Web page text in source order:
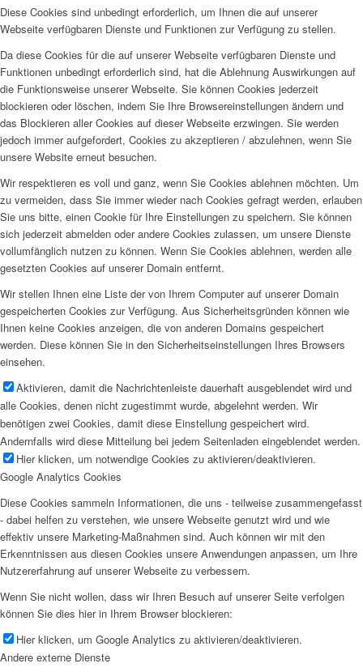
Diese Cookies sind unbedingt erforderlich, um Ihnen die auf unserer
Webseite verfügbaren Dienste und Funktionen zur Verfügung zu stellen.
Da diese Cookies für die auf unserer Webseite verfügbaren Dienste und
Funktionen unbedingt erforderlich sind, hat die Ablehnung Auswirkungen auf
die Funktionsweise unserer Webseite. Sie können Cookies jederzeit
blockieren oder löschen, indem Sie Ihre Browsereinstellungen ändern und
das Blockieren aller Cookies auf dieser Webseite erzwingen. Sie werden
jedoch immer aufgefordert, Cookies zu akzeptieren / abzulehnen, wenn Sie
unsere Website erneut besuchen.
Wir respektieren es voll und ganz, wenn Sie Cookies ablehnen möchten. Um
zu vermeiden, dass Sie immer wieder nach Cookies gefragt werden, erlauben
Sie uns bitte, einen Cookie für Ihre Einstellungen zu speichern. Sie können
sich jederzeit abmelden oder andere Cookies zulassen, um unsere Dienste
vollumfänglich nutzen zu können. Wenn Sie Cookies ablehnen, werden alle
gesetzten Cookies auf unserer Domain entfernt.
Wir stellen Ihnen eine Liste der von Ihrem Computer auf unserer Domain
gespeicherten Cookies zur Verfügung. Aus Sicherheitsgründen können wie
Ihnen keine Cookies anzeigen, die von anderen Domains gespeichert
werden. Diese können Sie in den Sicherheitseinstellungen Ihres Browsers
einsehen.
Aktivieren, damit die Nachrichtenleiste dauerhaft ausgeblendet wird und
alle Cookies, denen nicht zugestimmt wurde, abgelehnt werden. Wir
benötigen zwei Cookies, damit diese Einstellung gespeichert wird.
Andernfalls wird diese Mitteilung bei jedem Seitenladen eingeblendet werden.
Hier klicken, um notwendige Cookies zu aktivieren/deaktivieren.
Google Analytics Cookies
Diese Cookies sammeln Informationen, die uns - teilweise zusammengefasst
- dabei helfen zu verstehen, wie unsere Webseite genutzt wird und wie
effektiv unsere Marketing-Maßnahmen sind. Auch können wir mit den
Erkenntnissen aus diesen Cookies unsere Anwendungen anpassen, um Ihre
Nutzererfahrung auf unserer Webseite zu verbessern.
Wenn Sie nicht wollen, dass wir Ihren Besuch auf unserer Seite verfolgen
können Sie dies hier in Ihrem Browser blockieren:
Hier klicken, um Google Analytics zu aktivieren/deaktivieren.
Andere externe Dienste